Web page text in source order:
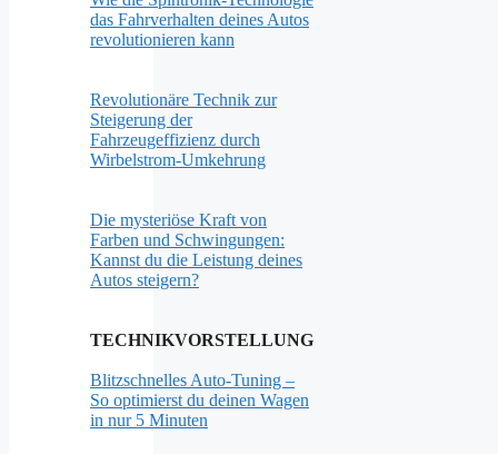
das Fahrverhalten deines Autos
revolutionieren kann
Revolutionäre Technik zur
Steigerung der
Fahrzeugeffizienz durch
Wirbelstrom-Umkehrung
Die mysteriöse Kraft von
Farben und Schwingungen:
Kannst du die Leistung deines
Autos steigern?
TECHNIKVORSTELLUNG
Blitzschnelles Auto-Tuning –
So optimierst du deinen Wagen
in nur 5 Minuten